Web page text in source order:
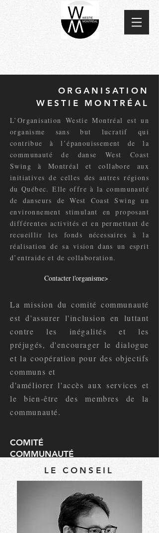
ORGANISATION
WESTIE MONTRÉAL
L’Organisation Westie Montréal est un
organisme sans but lucratif qui
contribue à l’épanouissement de la
communauté de danse West Coast
Swing à Montréal et collabore aux
initiatives de celles des autres régions
du Québec. Elle offre à la communauté
de danseurs de West Coast Swing un
environnement stimulant en proposant
différentes activités et en permettant de
recueillir les fonds nécessaires à la
réalisation de sa vision dans un esprit
d’entraide et de collaboration.
Contacter l'organisme>
La mission du comité communauté
est d'assurer l'inclusion en luttant
contre les inégalités et les
préjugés, d'encourager le dialogue
et la coopération pour des objectifs
communs et
d'améliorer l'accès aux services et
le bien-être des membres de la
communauté.
COMITÉ
COMMUNAUTÉ
LE CONSEIL